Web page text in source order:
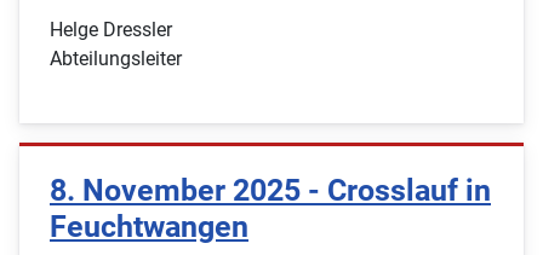
Helge Dressler
Abteilungsleiter
8. November 2025 - Crosslauf in
Feuchtwangen